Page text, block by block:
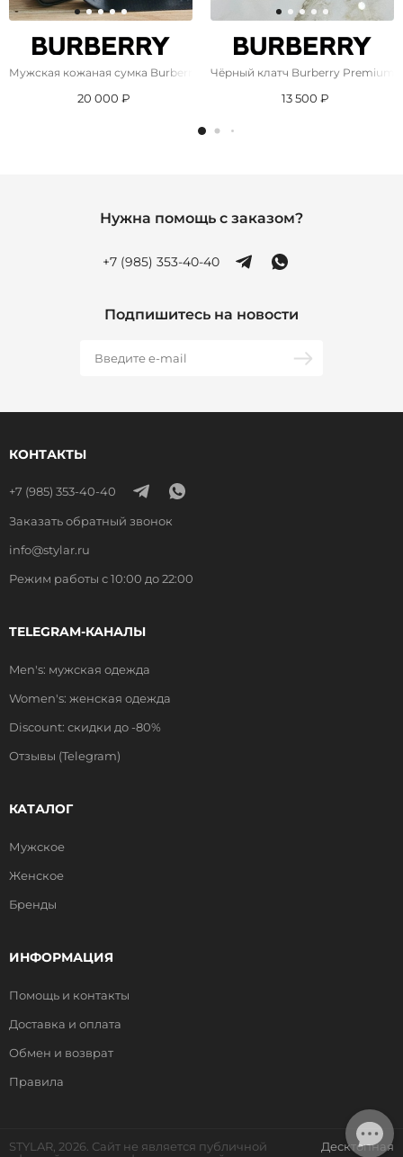
Мужская кожаная сумка Burberry 38.5x29 см - Brown
20 000 ₽
Чёрный клатч Burberry Premium
13 500 ₽
Нужна помощь с заказом?
+7 (985) 353-40-40
Подпишитесь на новости
КОНТАКТЫ
+7 (985) 353-40-40
Заказать обратный звонок
info@stylar.ru
Режим работы с 10:00 до 22:00
TELEGRAM-КАНАЛЫ
Men's: мужская одежда
Women's: женская одежда
Discount: скидки до -80%
Отзывы (Telegram)
КАТАЛОГ
Мужское
Женское
Бренды
ИНФОРМАЦИЯ
Помощь и контакты
Доставка и оплата
Обмен и возврат
Правила
STYLAR, 2026. Сайт не является публичной
Десктопная